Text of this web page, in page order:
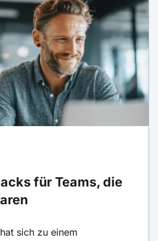
für Teams, die
sich zu einem